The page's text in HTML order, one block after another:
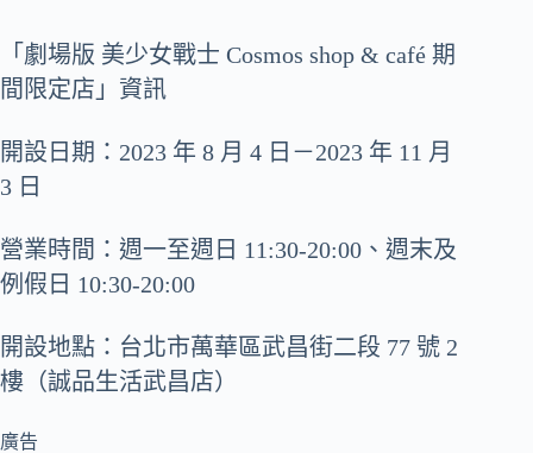
「劇場版 美少女戰士 Cosmos shop & café 期
間限定店」資訊
開設日期：2023 年 8 月 4 日－2023 年 11 月
3 日
營業時間：週一至週日 11:30-20:00、週末及
例假日 10:30-20:00
開設地點：台北市萬華區武昌街二段 77 號 2
樓（誠品生活武昌店）
廣告